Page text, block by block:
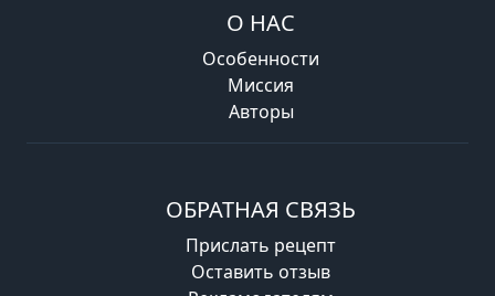
О НАС
Особенности
Миссия
Авторы
ОБРАТНАЯ СВЯЗЬ
Прислать рецепт
Оставить отзыв